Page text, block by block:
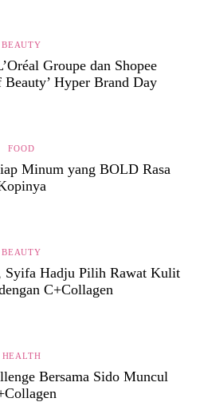
BEAUTY
Groupe dan Shopee
Beauty’ Hyper Brand Day
FOOD
Minum yang BOLD Rasa
BEAUTY
Syifa Hadju Pilih Rawat Kulit
C+Collagen
HEALTH
Bersama Sido Muncul